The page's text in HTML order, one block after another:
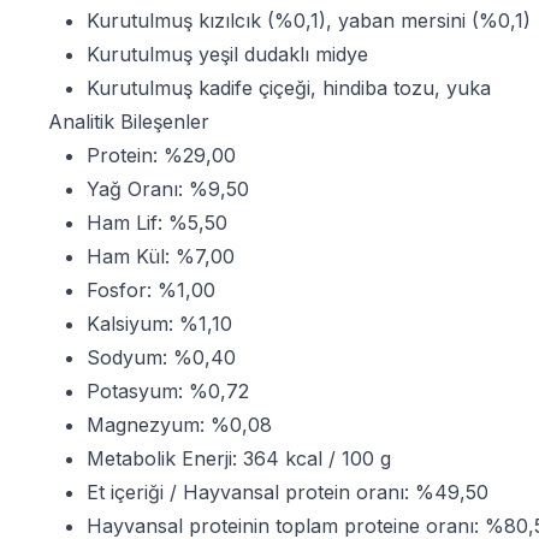
Kurutulmuş kızılcık (%0,1), yaban mersini (%0,1)
Kurutulmuş yeşil dudaklı midye
Kurutulmuş kadife çiçeği, hindiba tozu, yuka
Analitik Bileşenler
Protein: %29,00
Yağ Oranı: %9,50
Ham Lif: %5,50
Ham Kül: %7,00
Fosfor: %1,00
Kalsiyum: %1,10
Sodyum: %0,40
Potasyum: %0,72
Magnezyum: %0,08
Metabolik Enerji: 364 kcal / 100 g
Et içeriği / Hayvansal protein oranı: %49,50
Hayvansal proteinin toplam proteine oranı: